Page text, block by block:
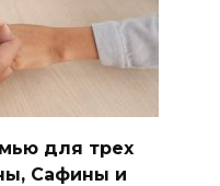
для трех
Сафины и